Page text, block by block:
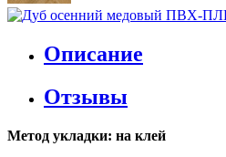
Описание
Отзывы
Метод укладки: на клей